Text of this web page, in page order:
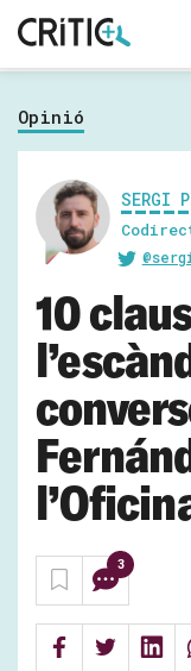
Cerca
Inicia sessió
Opinió
SERGI
10
3